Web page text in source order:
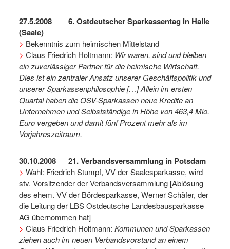
27.5.2008 6. Ostdeutscher Sparkassentag in Halle
(Saale)
> Bekenntnis zum heimischen Mittelstand
> Claus Friedrich Holtmann: Wir waren, sind und bleiben
ein zuverlässiger Partner für die heimische Wirtschaft.
Dies ist ein zentraler Ansatz unserer Geschäftspolitik und
unserer Sparkassenphilosophie […] Allein im ersten
Quartal haben die OSV-Sparkassen neue Kredite an
Unternehmen und Selbstständige in Höhe von 463,4 Mio.
Euro vergeben und damit fünf Prozent mehr als im
Vorjahreszeitraum.
30.10.2008 21. Verbandsversammlung in Potsdam
> Wahl: Friedrich Stumpf, VV der Saalesparkasse, wird
stv. Vorsitzender der Verbandsversammlung [Ablösung
des ehem. VV der Bördesparkasse, Werner Schäfer, der
die Leitung der LBS Ostdeutsche Landesbausparkasse
AG übernommen hat]
> Claus Friedrich Holtmann: Kommunen und Sparkassen
ziehen auch im neuen Verbandsvorstandan einem